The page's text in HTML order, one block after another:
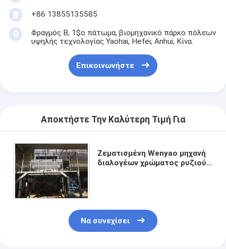
+86 13855135585
Φραγμός Β, 1$ο πάτωμα, βιομηχανικό πάρκο πόλεων
υψηλής τεχνολογίας Yaohai, Hefei, Anhui, Κίνα.
Επικοινωνήστε
Αποκτήστε Την Καλύτερη Τιμή Για
Ζεματισμένη Wenyao μηχανή
διαλογέων χρώματος ρυζιού
Να συνεχίσει